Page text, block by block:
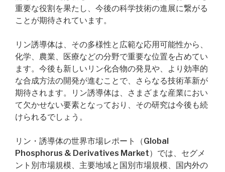
重要な役割を果たし、今後の科学技術の進展に繋がる
ことが期待されています。
リン誘導体は、その多様性と広範な応用可能性から、
化学、農業、医療などの分野で重要な位置を占めてい
ます。今後も新しいリン化合物の発見や、より効率的
な合成方法の開発が進むことで、さらなる技術革新が
期待されます。リン誘導体は、さまざまな産業におい
て欠かせない要素となっており、その研究は今後も続
けられるでしょう。
リン・誘導体の世界市場レポート（Global
Phosphorus & Derivatives Market）では、セグメ
ント別市場規模、主要地域と国別市場規模、国内外の